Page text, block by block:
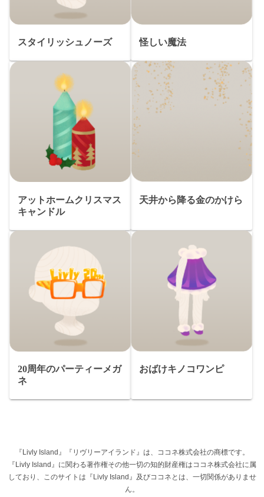
スタイリッシュノーズ 怪しい魔法
アットホームクリスマス
キャンドル
天井から降る金のかけら
20周年のパーティーメガ
ネ
おばけキノコワンピ
『Livly Island』『リヴリーアイランド』は、ココネ株式会社の商標です。
『Livly Island』に関わる著作権その他一切の知的財産権はココネ株式会社に属
しており、このサイトは『Livly Island』及びココネとは、一切関係がありませ
ん。